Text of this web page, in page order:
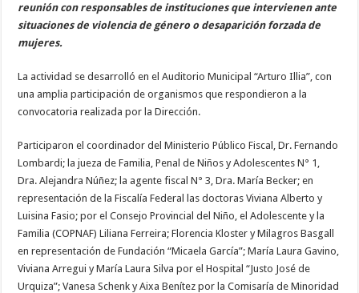
reunión con responsables de instituciones que intervienen ante
situaciones de violencia de género o desaparición forzada de
mujeres.
La actividad se desarrolló en el Auditorio Municipal “Arturo Illia”, con
una amplia participación de organismos que respondieron a la
convocatoria realizada por la Dirección.
Participaron el coordinador del Ministerio Público Fiscal, Dr. Fernando
Lombardi; la jueza de Familia, Penal de Niños y Adolescentes N° 1,
Dra. Alejandra Núñez; la agente fiscal N° 3, Dra. María Becker; en
representación de la Fiscalía Federal las doctoras Viviana Alberto y
Luisina Fasio; por el Consejo Provincial del Niño, el Adolescente y la
Familia (COPNAF) Liliana Ferreira; Florencia Kloster y Milagros Basgall
en representación de Fundación “Micaela García”; María Laura Gavino,
Viviana Arregui y María Laura Silva por el Hospital “Justo José de
Urquiza”; Vanesa Schenk y Aixa Benítez por la Comisaría de Minoridad